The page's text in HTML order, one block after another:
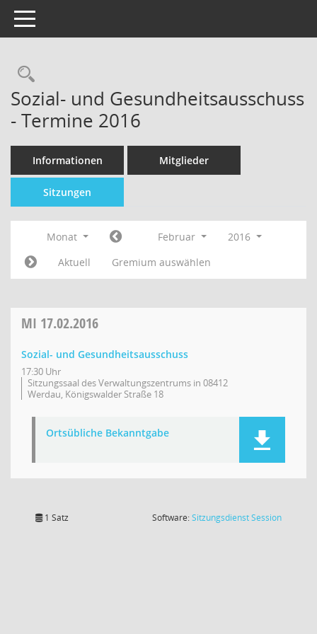
Toggle navigation
Sozial- und Gesundheitsausschuss
- Termine 2016
Informationen Mitglieder
Sitzungen
Monat Februar
2016
Aktuell
Gremium auswählen
MI 17.02.2016
Sozial- und Gesundheitsausschuss
17:30 Uhr
Sitzungssaal des Verwaltungszentrums in 08412
Werdau, Königswalder Straße 18
Ortsübliche Bekanntgabe
1 Satz Software:SitzungsdienstSession(Wird in